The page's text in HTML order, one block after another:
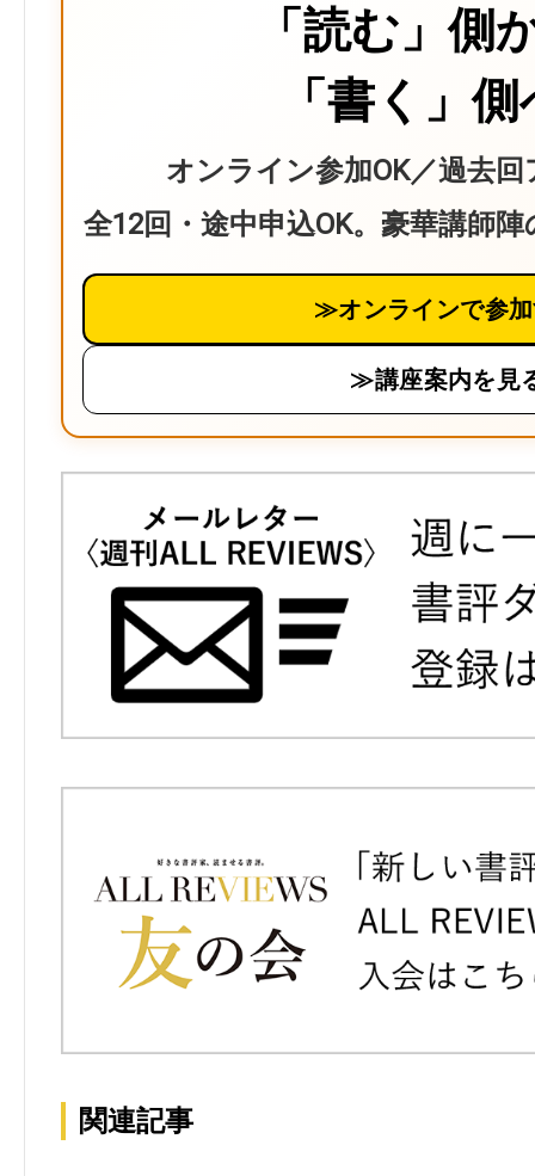
「読む」側
「書く」
オンライン参加OK／過去
全12回・途中申込OK。豪華講師
≫オンラインで参
≫講座案内を見
関連記事